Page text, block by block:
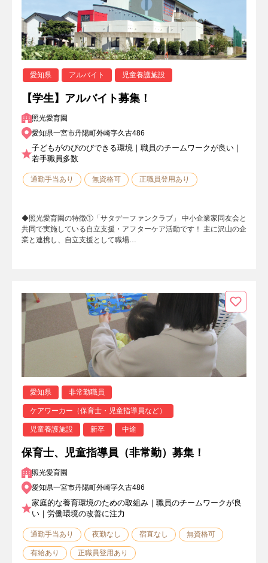
愛知県 アルバイト 児童養護施設
【学生】アルバイト募集！
照光愛育園
愛知県一宮市丹陽町外崎字久古486
子どもがのびのびできる環境｜職員のチームワークが良い｜
若手職員多数
通勤手当あり 無資格可 正職員登用あり
◆照光愛育園の特徴①「サタデーファンクラブ」 中小企業家同友会と
共同で実施している自立支援・アフターケア活動です！ 主に沢山の企
業と連携し、自立支援として職場…
愛知県 非常勤職員
ケアワーカー（保育士・児童指導員など）
児童養護施設 新卒 中途
保育士、児童指導員（非常勤）募集！
照光愛育園
愛知県一宮市丹陽町外崎字久古486
家庭的な養育環境のための取組み｜職員のチームワークが良
い｜労働環境の改善に注力
通勤手当あり 夜勤なし 宿直なし 無資格可
有給あり 正職員登用あり